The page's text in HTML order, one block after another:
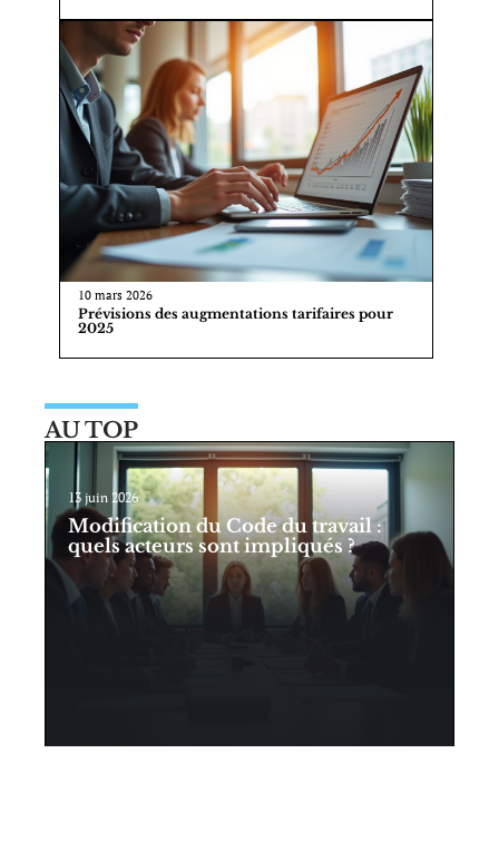
10 mars 2026
Prévisions des augmentations tarifaires pour
2025
AU TOP
13 juin 2026
Modification du Code du travail :
quels acteurs sont impliqués ?